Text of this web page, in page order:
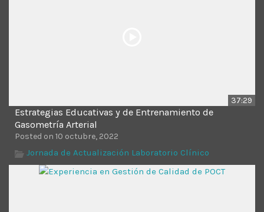
37:29
Estrategias Educativas y de Entrenamiento de
Gasometría Arterial
Posted on 10 octubre, 2022
Jornada de Actualización Laboratorio Clínico